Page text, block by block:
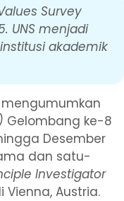
Survey
UNS menjadi
akademik
mengumumkan
Gelombang ke-8
Desember
dan satu-
Investigator
Austria.